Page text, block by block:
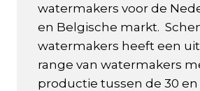
watermakers voor de
en Belgische markt.
watermakers heeft een
range van watermakers
productie tussen de 30 en